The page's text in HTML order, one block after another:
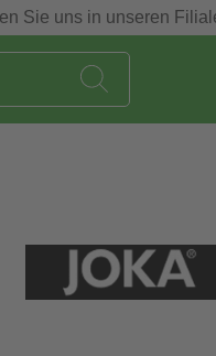
Sie uns in unseren